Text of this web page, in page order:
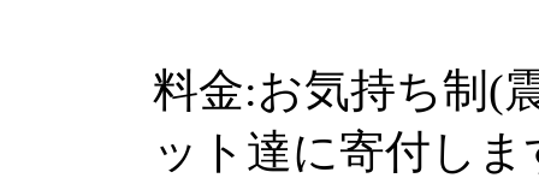
料金:お気持ち制(
ット達に寄付しま